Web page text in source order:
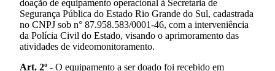
doação de equipamento operacional à Secretaria de
Segurança Pública do Estado Rio Grande do Sul, cadastrada
no CNPJ sob n° 87.958.583/0001-46, com a interveniência
da Polícia Civil do Estado, visando o aprimoramento das
atividades de videomonitoramento.
Art. 2º - O equipamento a ser doado foi recebido em